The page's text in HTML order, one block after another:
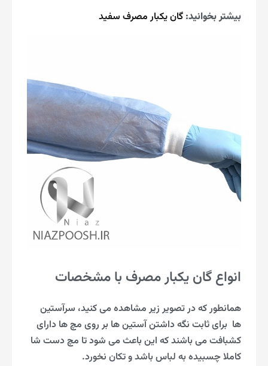
بیشتر بخوانید: گان یکبار مصرف سفید
انواع گان یکبار مصرف با مشخصات
همانطور که در تصویر زیر مشاهده می کنید، سرآستین
ها برای ثابت نگه داشتن آستین ها بر روی مچ ها دارای
کشبافت می باشند که این باعث می شود تا مچ دست شا
کاملا چسبیده به لباس باشد و تکان نخورد.